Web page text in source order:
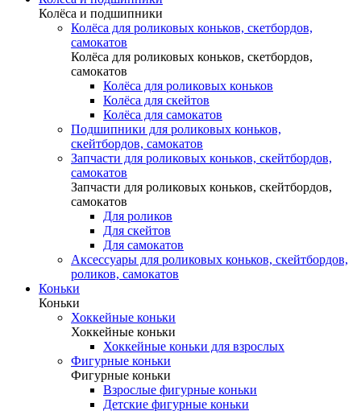
Колёса и подшипники
Колёса для роликовых коньков, скетбордов,
самокатов
Колёса для роликовых коньков, скетбордов,
самокатов
Колёса для роликовых коньков
Колёса для скейтов
Колёса для самокатов
Подшипники для роликовых коньков,
скейтбордов, самокатов
Запчасти для роликовых коньков, скейтбордов,
самокатов
Запчасти для роликовых коньков, скейтбордов,
самокатов
Для роликов
Для скейтов
Для самокатов
Аксессуары для роликовых коньков, скейтбордов,
роликов, самокатов
Коньки
Коньки
Хоккейные коньки
Хоккейные коньки
Хоккейные коньки для взрослых
Фигурные коньки
Фигурные коньки
Взрослые фигурные коньки
Детские фигурные коньки